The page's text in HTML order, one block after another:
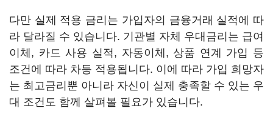
다만 실제 적용 금리는 가입자의 금융거래 실적에 따
라 달라질 수 있습니다. 기관별 자체 우대금리는 급여
이체, 카드 사용 실적, 자동이체, 상품 연계 가입 등
조건에 따라 차등 적용됩니다. 이에 따라 가입 희망자
는 최고금리뿐 아니라 자신이 실제 충족할 수 있는 우
대 조건도 함께 살펴볼 필요가 있습니다.